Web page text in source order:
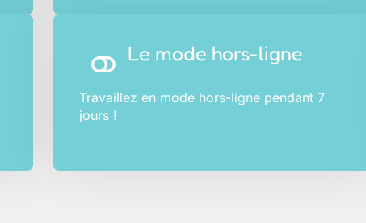
Le mode hors-ligne
Travaillez en mode hors-ligne pendant 7
jours !